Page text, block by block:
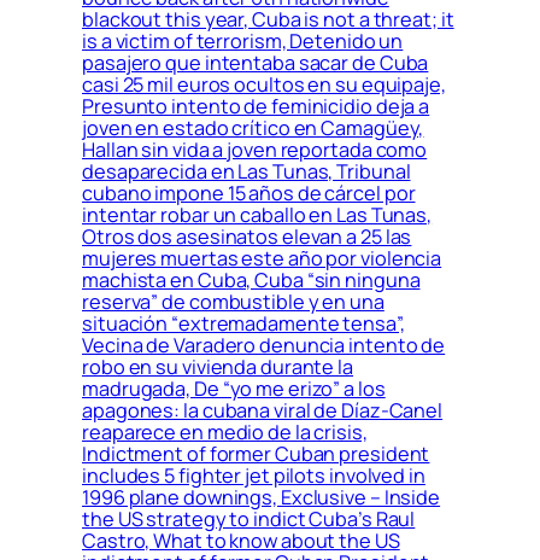
blackout this year, Cuba is not a threat; it
is a victim of terrorism, Detenido un
pasajero que intentaba sacar de Cuba
casi 25 mil euros ocultos en su equipaje,
Presunto intento de feminicidio deja a
joven en estado crítico en Camagüey,
Hallan sin vida a joven reportada como
desaparecida en Las Tunas, Tribunal
cubano impone 15 años de cárcel por
intentar robar un caballo en Las Tunas,
Otros dos asesinatos elevan a 25 las
mujeres muertas este año por violencia
machista en Cuba, Cuba “sin ninguna
reserva” de combustible y en una
situación “extremadamente tensa”,
Vecina de Varadero denuncia intento de
robo en su vivienda durante la
madrugada, De “yo me erizo” a los
apagones: la cubana viral de Díaz-Canel
reaparece en medio de la crisis,
Indictment of former Cuban president
includes 5 fighter jet pilots involved in
1996 plane downings, Exclusive – Inside
the US strategy to indict Cuba’s Raul
Castro, What to know about the US